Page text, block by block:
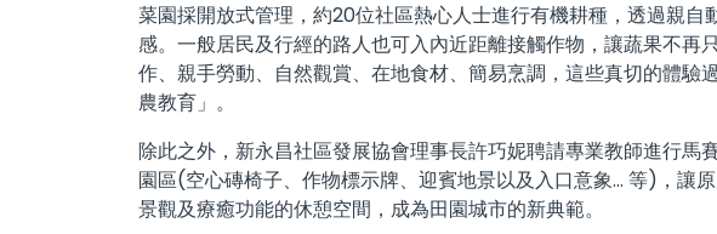
菜園採開放式管理，約20位社區熱心人士進行有機耕種，透過親自
感。一般居民及行經的路人也可入內近距離接觸作物，讓蔬果不再
作、親手勞動、自然觀賞、在地食材、簡易烹調，這些真切的體驗
農教育」。
除此之外，新永昌社區發展協會理事長許巧妮聘請專業教師進行馬
園區(空心磚椅子、作物標示牌、迎賓地景以及入口意象... 等)，讓
景觀及療癒功能的休憩空間，成為田園城市的新典範。